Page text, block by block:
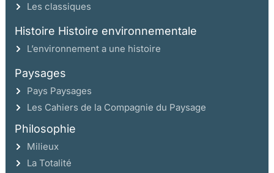
Les classiques
Histoire Histoire environnementale
L’environnement a une histoire
Paysages
Pays Paysages
Les Cahiers de la Compagnie du Paysage
Philosophie
Milieux
La Totalité